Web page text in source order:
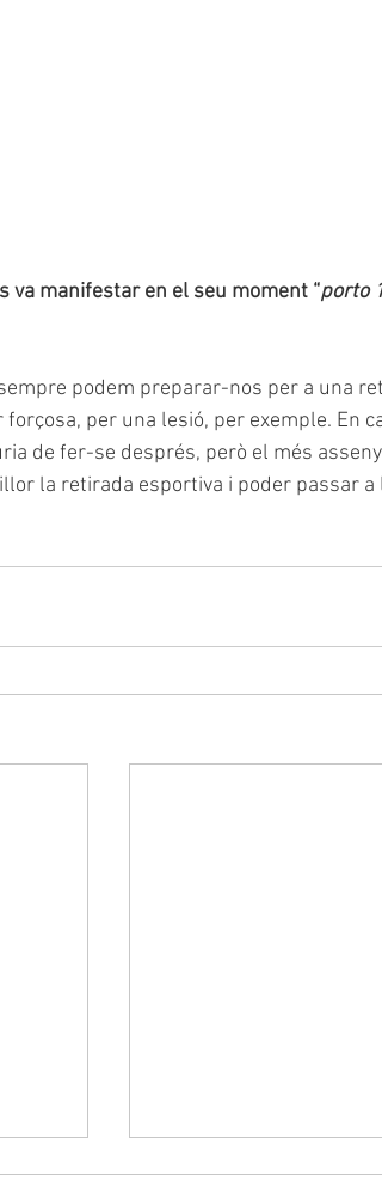
va manifestar en el seu moment “porto
podem preparar-nos per a una
forçosa, per una lesió, per exemple. En
de fer-se després, però el més
la retirada esportiva i poder passar a